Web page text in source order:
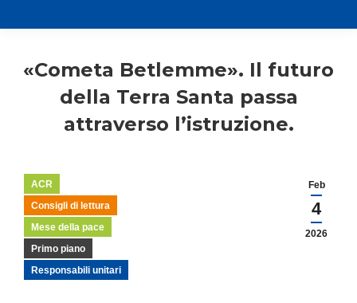
«Cometa Betlemme». Il futuro
della Terra Santa passa
attraverso l’istruzione.
Feb
4
2026
ACR
Consigli di lettura
Mese della pace
Primo piano
Responsabili unitari